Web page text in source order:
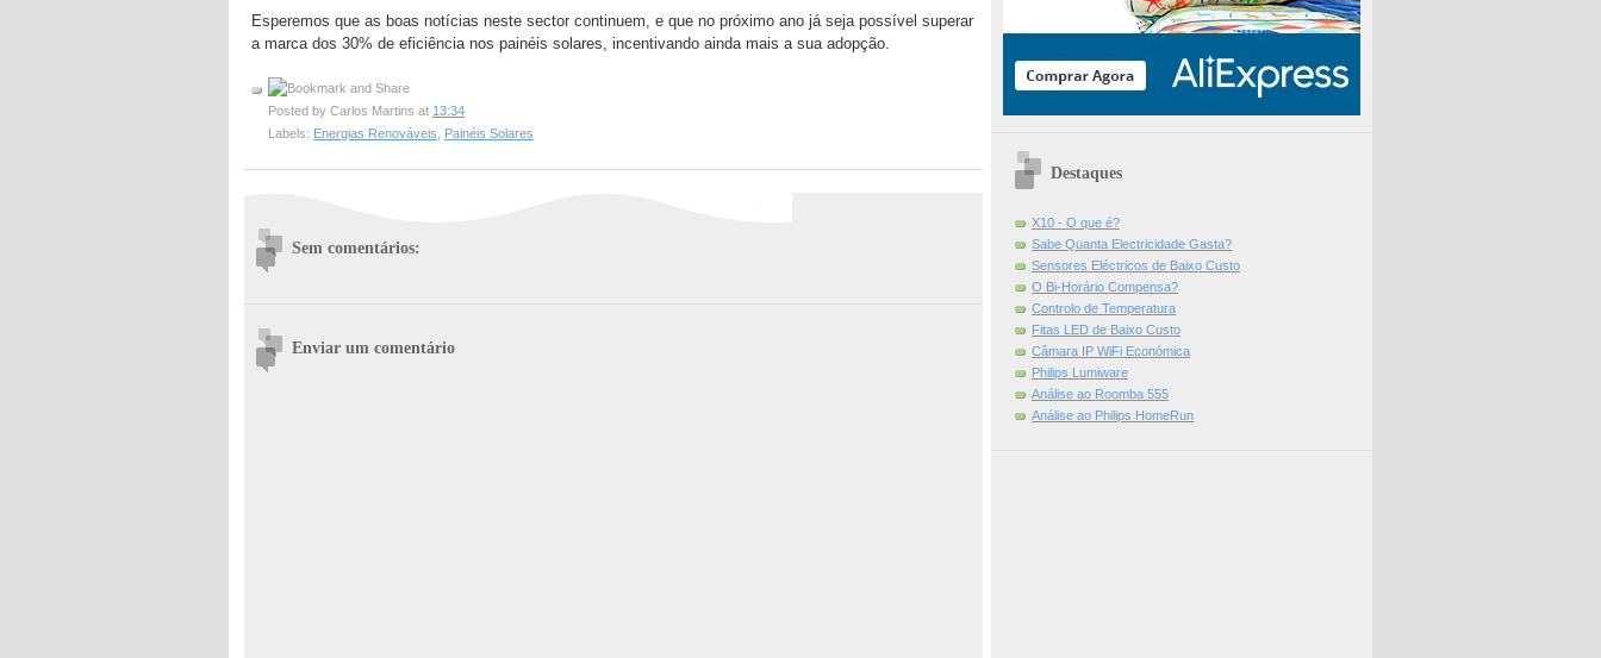
Esperemos que as boas notícias neste sector continuem, e que no próximo ano já seja possível superar
a marca dos 30% de eficiência nos painéis solares, incentivando ainda mais a sua adopção.
Posted by Carlos Martins at 13:34
Labels: Energias Renováveis Painéis Solares
Sem comentários:
Enviar um comentário
Destaques
X10 - O que é?
Sabe Quanta Electricidade Gasta?
Sensores Eléctricos de Baixo Custo
O Bi-Horário Compensa?
Controlo de Temperatura
Fitas LED de Baixo Custo
Câmara IP WiFi Económica
Philips Lumiware
Análise ao Roomba 555
Análise ao Philips HomeRun